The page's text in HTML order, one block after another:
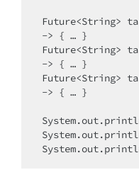
Future<String>
-> { … }
Future<String>
-> { … }
Future<String>
-> { … }